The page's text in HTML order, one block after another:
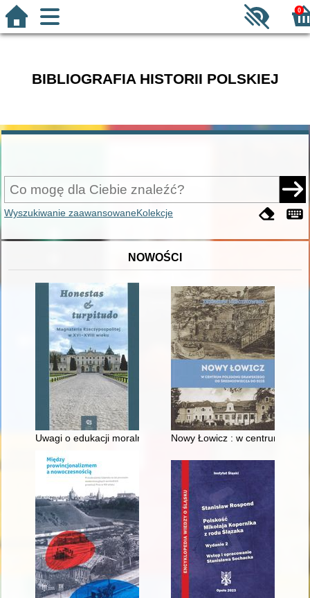
0
BIBLIOGRAFIA HISTORII POLSKIEJ
Wyszukiwanie zaawansowaneKolekcje
NOWOŚCI
Uwagi o edukacji moralnej synów szlacheckich w XVI-
Nowy Łowicz : w centrum